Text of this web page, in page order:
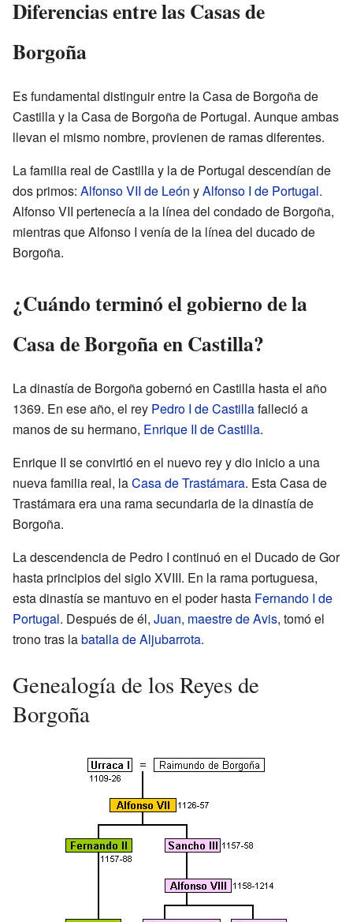
Diferencias entre las Casas de
Borgoña
Es fundamental distinguir entre la Casa de Borgoña de
Castilla y la Casa de Borgoña de Portugal. Aunque ambas
llevan el mismo nombre, provienen de ramas diferentes.
La familia real de Castilla y la de Portugal descendían de
dos primos: Alfonso VII de León yAlfonso I de Portugal.
Alfonso VII pertenecía a la línea del condado de Borgoña,
mientras que Alfonso I venía de la línea del ducado de
Borgoña.
¿Cuándo terminó el gobierno de la
Casa de Borgoña en Castilla?
La dinastía de Borgoña gobernó en Castilla hasta el año
1369. En ese año, el rey Pedro I de Castillafalleció a
manos de su hermano, Enrique II de Castilla.
Enrique II se convirtió en el nuevo rey y dio inicio a una
nueva familia real, laCasa de Trastámara. Esta Casa de
Trastámara era una rama secundaria de la dinastía de
Borgoña.
La descendencia de Pedro I continuó en el Ducado de Gor
hasta principios del siglo XVIII. En la rama portuguesa,
esta dinastía se mantuvo en el poder hasta Fernando I de
Portugal. Después de él, Juan, maestre de Avis, tomó el
trono tras labatalla de Aljubarrota.
Genealogía de los Reyes de
Borgoña